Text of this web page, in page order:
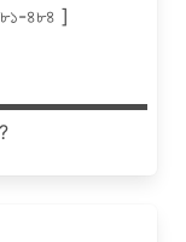
৪৮৪ ]